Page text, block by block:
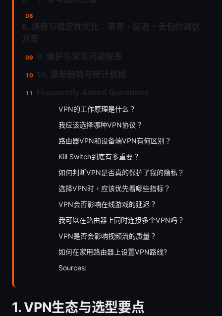
VPN的工作原理是什么？
我应该选择哪种VPN协议？
路由器VPN和设备端VPN有何区别？
Kill Switch到底有多重要？
如何判断VPN是否真的保护了我的隐私？
选择VPN时，应该优先看哪些指标？
VPN会否影响在线游戏的延迟？
我可以在路由器上同时连接多个VPN吗？
VPN是否会影响视频流的质量？
如何在家用路由器上设置VPN路线?
Sources:
1. VPN生态与选型要点